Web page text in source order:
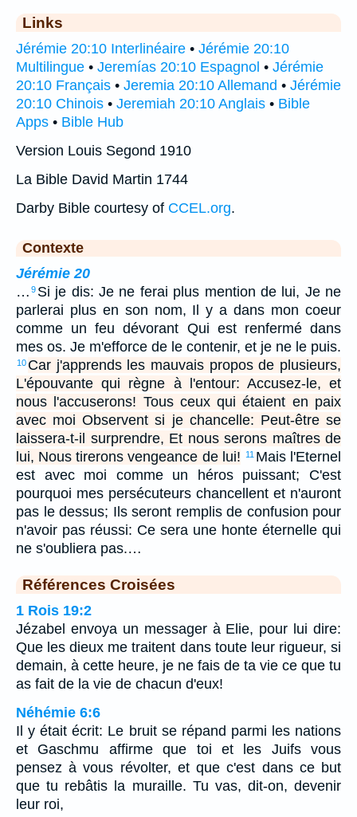
Links
Jérémie 20:10 Interlinéaire • Jérémie 20:10
Multilingue • Jeremías 20:10 Espagnol • Jérémie
20:10 Français • Jeremia 20:10 Allemand • Jérémie
20:10 Chinois • Jeremiah 20:10 Anglais • Bible
Apps • Bible Hub
Version Louis Segond 1910
La Bible David Martin 1744
Darby Bible courtesy of CCEL.org.
Contexte
Jérémie 20
… 9 Si je dis: Je ne ferai plus mention de lui, Je ne
parlerai plus en son nom, Il y a dans mon coeur
comme un feu dévorant Qui est renfermé dans
mes os. Je m'efforce de le contenir, et je ne le puis.
10 Car j'apprends les mauvais propos de plusieurs,
L'épouvante qui règne à l'entour: Accusez-le, et
nous l'accuserons! Tous ceux qui étaient en paix
avec moi Observent si je chancelle: Peut-être se
laissera-t-il surprendre, Et nous serons maîtres de
lui, Nous tirerons vengeance de lui!
11 Mais l'Eternel
est avec moi comme un héros puissant; C'est
pourquoi mes persécuteurs chancellent et n'auront
pas le dessus; Ils seront remplis de confusion pour
n'avoir pas réussi: Ce sera une honte éternelle qui
ne s'oubliera pas.…
Références Croisées
1 Rois 19:2
Jézabel envoya un messager à Elie, pour lui dire:
Que les dieux me traitent dans toute leur rigueur, si
demain, à cette heure, je ne fais de ta vie ce que tu
as fait de la vie de chacun d'eux!
Néhémie 6:6
Il y était écrit: Le bruit se répand parmi les nations
et Gaschmu affirme que toi et les Juifs vous
pensez à vous révolter, et que c'est dans ce but
que tu rebâtis la muraille. Tu vas, dit-on, devenir
leur roi,